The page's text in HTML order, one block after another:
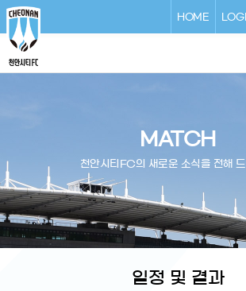
HOME
MATCH
천안시티FC의 새로운 소식을 전해
일정 및 결과